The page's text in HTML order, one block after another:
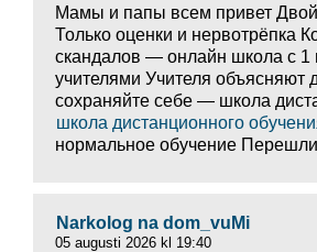
Мамы и папы всем привет
Только оценки и нервотрёпка
скандалов — онлайн школа с 1
учителями Учителя объясняют
сохраняйте себе — школа
школа дистанционного
нормальное обучение
Narkolog na dom_vuMi
05 augusti 2026 kl 19:40